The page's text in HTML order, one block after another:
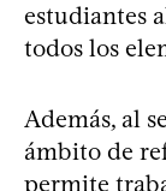
estudiantes
todos los
Además, al
ámbito de
permite